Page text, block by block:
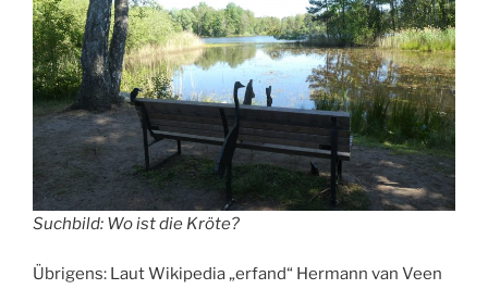
Suchbild: Wo ist die Kröte?
Übrigens: Laut Wikipedia „erfand“ Hermann van Veen